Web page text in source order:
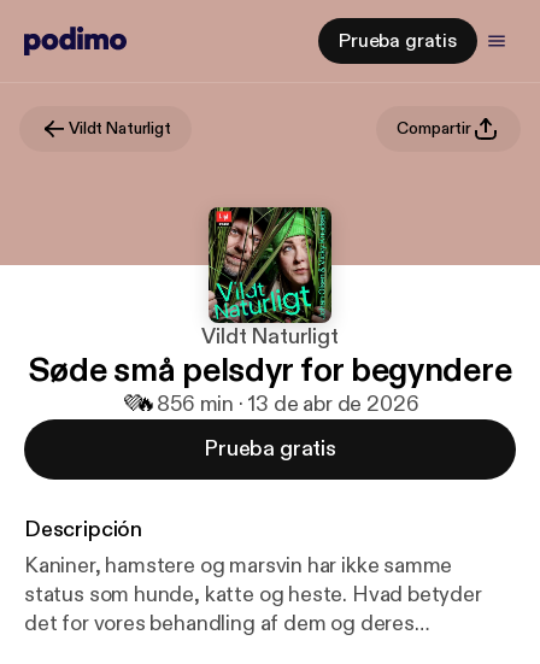
Prueba gratis
Vildt Naturligt Compartir
Vildt Naturligt
Søde små pelsdyr for begyndere
💜🔥856 min · 13 de abr de 2026
Prueba gratis
Descripción
Kaniner, hamstere og marsvin har ikke samme
status som hunde, katte og heste. Hvad betyder
det for vores behandling af dem og deres